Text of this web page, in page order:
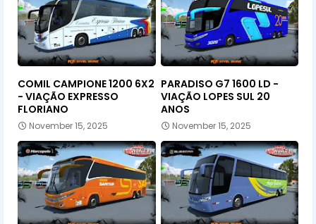
COMIL CAMPIONE 1200 6X2
- VIAÇÃO EXPRESSO
FLORIANO
November 15, 2025
PARADISO G7 1600 LD -
VIAÇÃO LOPES SUL 20
ANOS
November 15, 2025